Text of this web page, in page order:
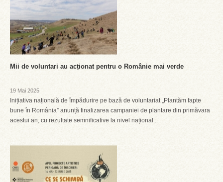
Mii de voluntari au acționat pentru o Românie mai verde
19 Mai 2025
Inițiativa națională de împădurire pe bază de voluntariat „Plantăm fapte
bune în România” anunță finalizarea campaniei de plantare din primăvara
acestui an, cu rezultate semnificative la nivel național...